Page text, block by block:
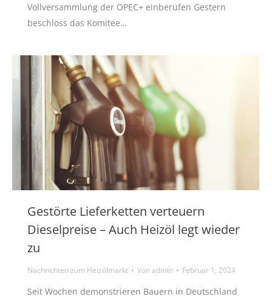
Vollversammlung der OPEC+ einberufen Gestern
beschloss das Komitee…
Gestörte Lieferketten verteuern
Dieselpreise – Auch Heizöl legt wieder
zu
Nachrichten zum Heizölmarkt Vonadmin Februar 1, 2024
Seit Wochen demonstrieren Bauern in Deutschland